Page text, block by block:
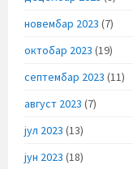
новембар 2023 (7)
октобар 2023 (19)
септембар 2023 (11)
август 2023 (7)
јул 2023 (13)
јун 2023 (18)